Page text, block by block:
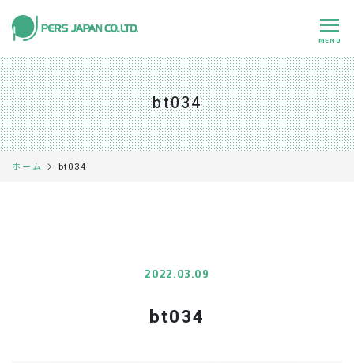
MENU
私たちの特長 About Us
事業内容 Business
0120-891-224
bt034
ホーム bt034
2022.03.09
bt034